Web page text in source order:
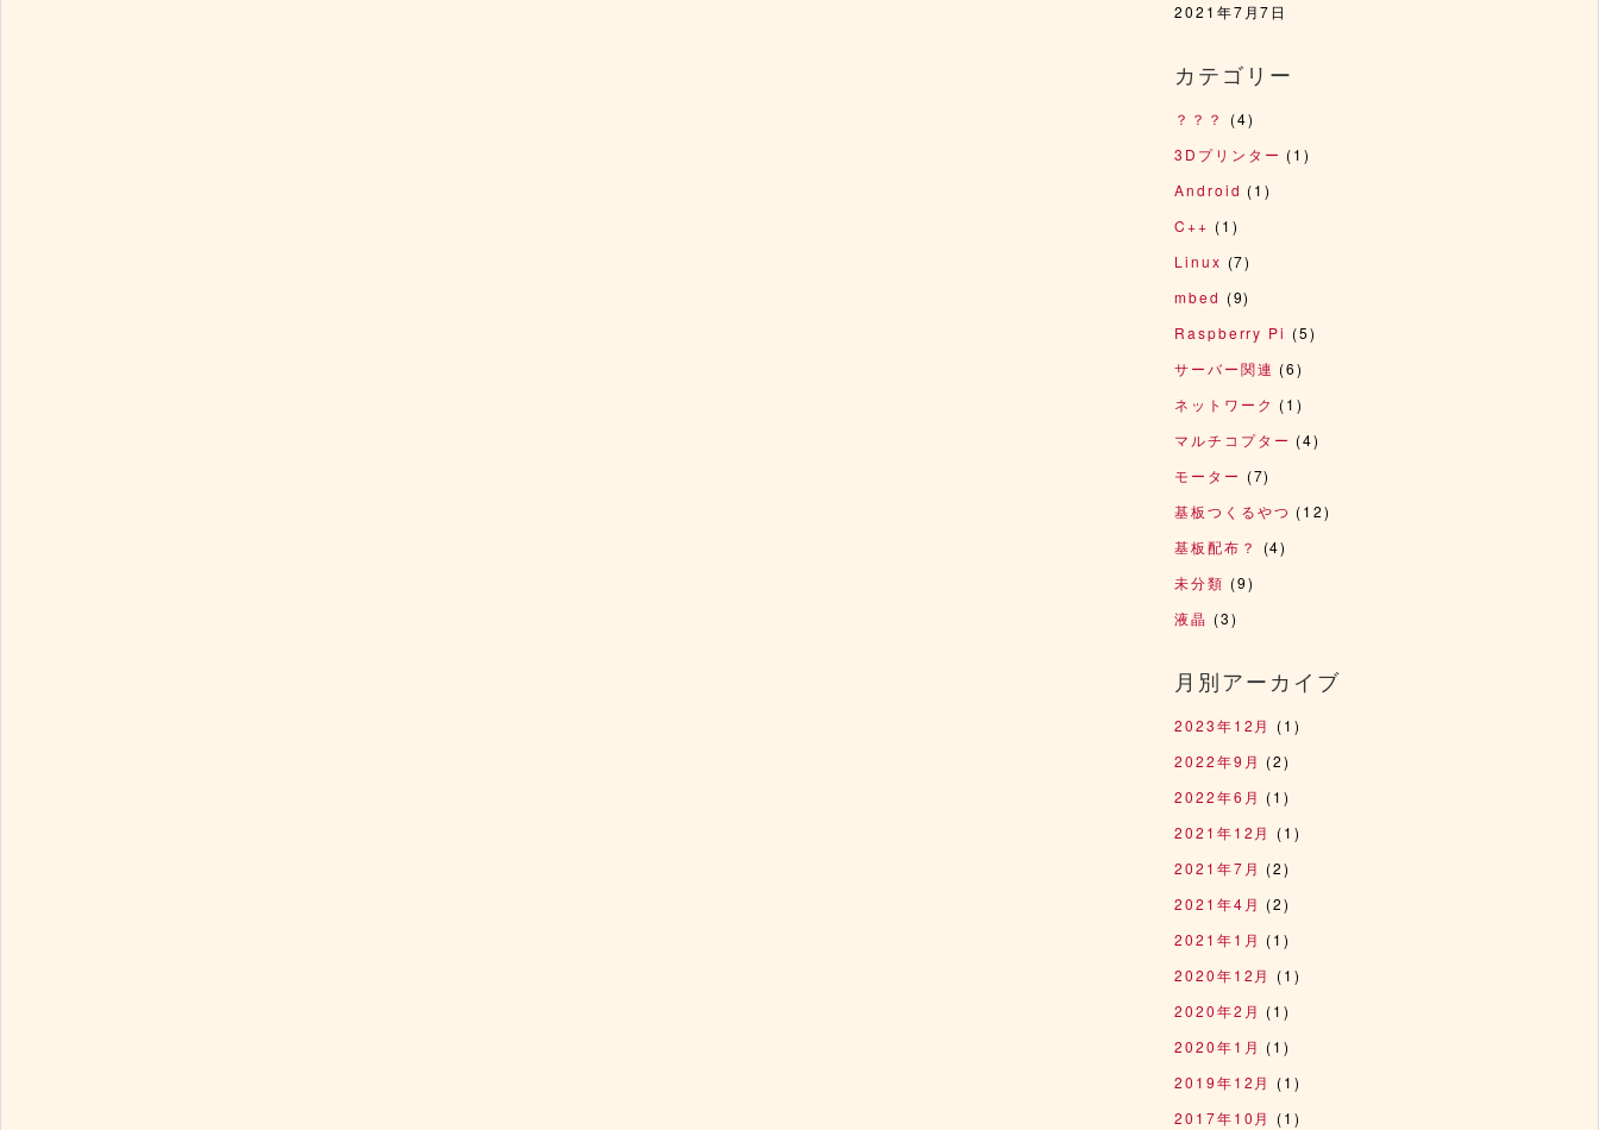
2021年7月7日
カテゴリー
？？？
(4)
3Dプリンター (1)
Android (1)
C++ (1)
Linux (7)
mbed (9)
Raspberry Pi (5)
サーバー関連 (6)
ネットワーク (1)
マルチコプター (4)
モーター (7)
基板つくるやつ (12)
基板配布？
(4)
未分類 (9)
液晶 (3)
月別アーカイブ
2023年12月 (1)
2022年9月 (2)
2022年6月 (1)
2021年12月 (1)
2021年7月 (2)
2021年4月 (2)
2021年1月 (1)
2020年12月 (1)
2020年2月 (1)
2020年1月 (1)
2019年12月 (1)
2017年10月 (1)